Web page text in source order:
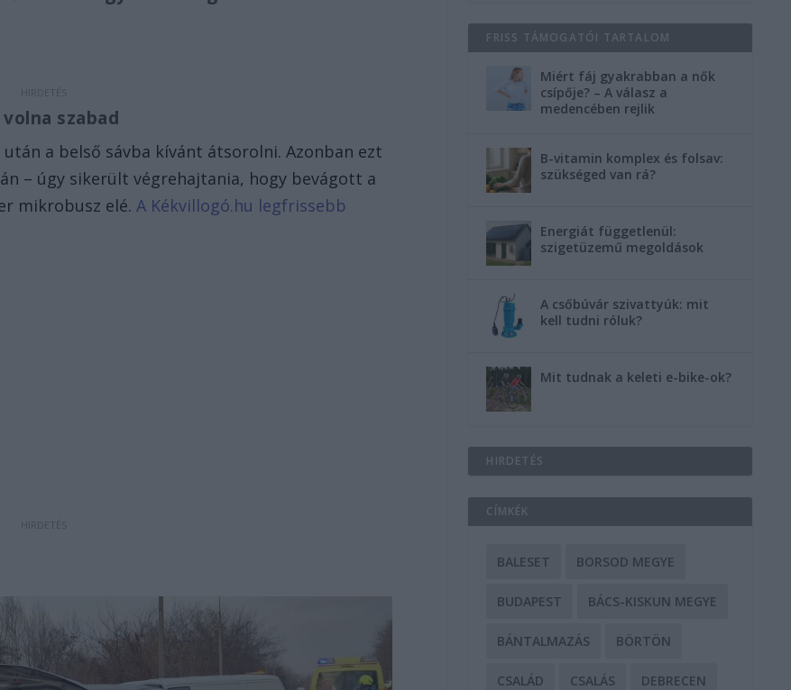
szabad
a belső sávba kívánt átsorolni. Azonban ezt
– úgy sikerült végrehajtania, hogy bevágott a
mikrobusz elé.A Kékvillogó.hu legfrissebb
FRISS TÁMOGATÓI TARTALOM
Miért fáj gyakrabban a nők
csípője? – A válasz a
medencében rejlik
B-vitamin komplex és folsav:
szükséged van rá?
Energiát függetlenül:
szigetüzemű megoldások
A csőbúvár szivattyúk: mit
kell tudni róluk?
Mit tudnak a keleti e-bike-ok?
HIRDETÉS
CÍMKÉK
BALESET BORSOD MEGYE
BUDAPEST BÁCS-KISKUN MEGYE
BÁNTALMAZÁS BÖRTÖN
CSALÁD CSALÁS DEBRECEN